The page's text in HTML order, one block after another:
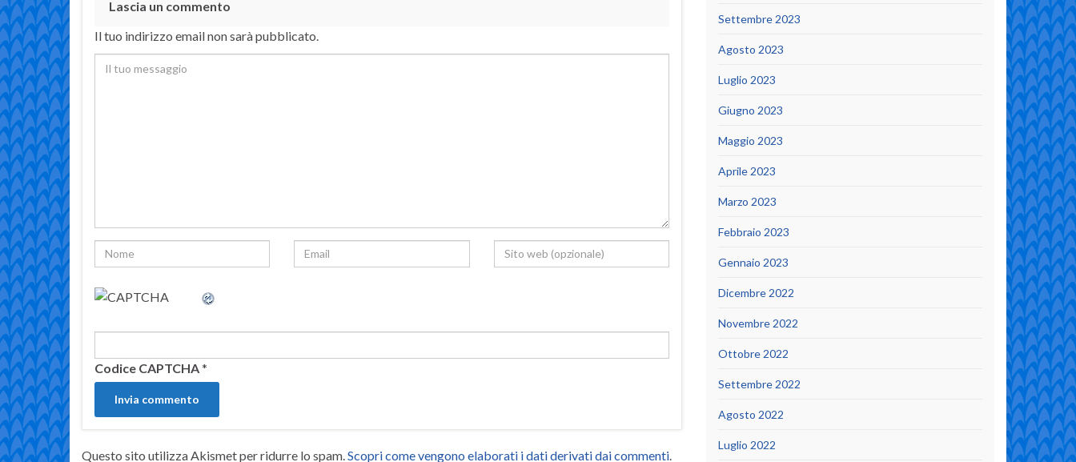
Lascia un commento
Il tuo indirizzo email non sarà pubblicato.
Codice CAPTCHA*
Questo sito utilizza Akismet per ridurre lo spam. Scopri come vengono elaborati i dati derivati dai commenti
Settembre 2023
Agosto 2023
Luglio 2023
Giugno 2023
Maggio 2023
Aprile 2023
Marzo 2023
Febbraio 2023
Gennaio 2023
Dicembre 2022
Novembre 2022
Ottobre 2022
Settembre 2022
Agosto 2022
Luglio 2022